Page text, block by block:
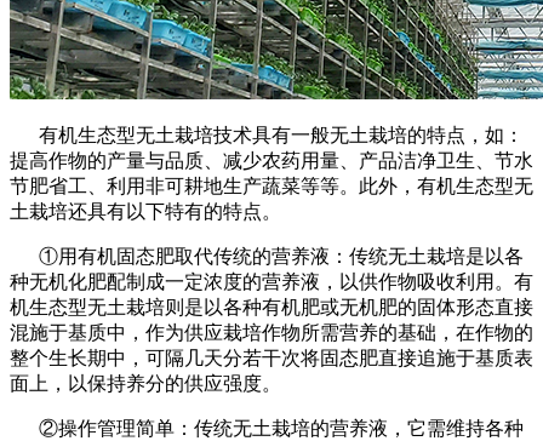
有机生态型无土栽培技术具有一般无土栽培的特点，如：
提高作物的产量与品质、减少农药用量、产品洁净卫生、节水
节肥省工、利用非可耕地生产蔬菜等等。此外，有机生态型无
土栽培还具有以下特有的特点。
①用有机固态肥取代传统的营养液：传统无土栽培是以各
种无机化肥配制成一定浓度的营养液，以供作物吸收利用。有
机生态型无土栽培则是以各种有机肥或无机肥的固体形态直接
混施于基质中，作为供应栽培作物所需营养的基础，在作物的
整个生长期中，可隔几天分若干次将固态肥直接追施于基质表
面上，以保持养分的供应强度。
②操作管理简单：传统无土栽培的营养液，它需维持各种